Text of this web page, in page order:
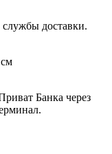
доставки.
Банка через